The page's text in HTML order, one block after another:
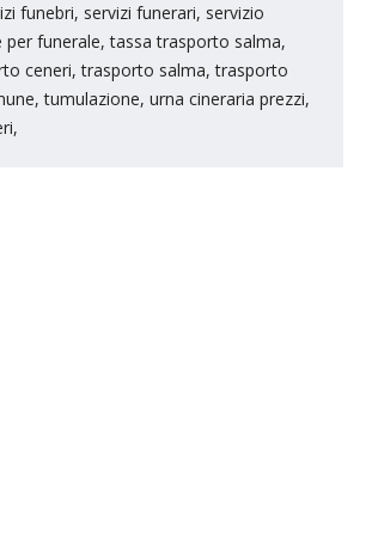
funebri, servizi funerari, servizio
funerale, tassa trasporto salma,
ceneri, trasporto salma, trasporto
tumulazione, urna cineraria prezzi,